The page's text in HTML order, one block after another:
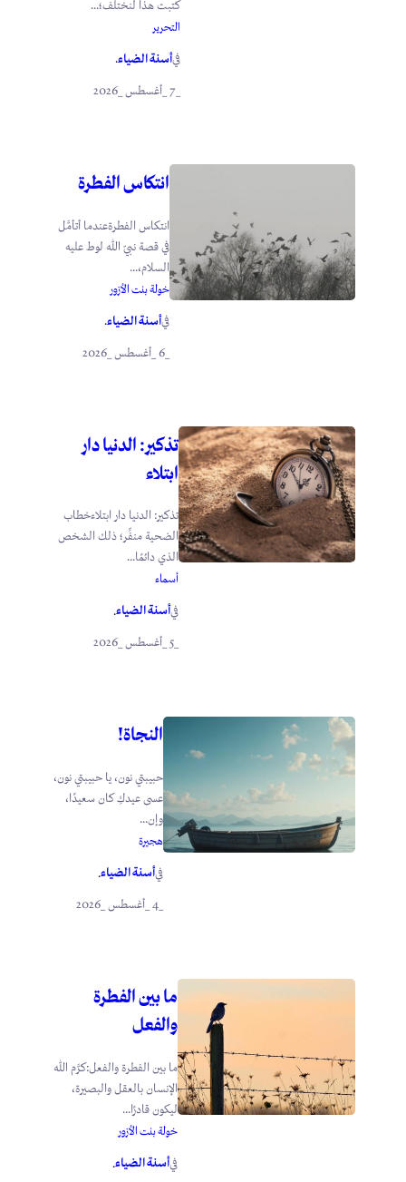
كتبت هذا لنختلف؛...
التحرير
فيأسنة الضياء.
انتكاس الفطرة
انتكاس الفطرةعندما أتأمَّل
في قصة نبيّ الله لوط عليه
السلام،...
خولة بنت الأزور
فيأسنة الضياء.
تذكير: الدنيا دار
ابتلاء
تذكير: الدنيا دار ابتلاءخطاب
الضحية منفِّر؛ ذلك الشخص
الذي دائمًا...
أسماء
فيأسنة الضياء.
_5 _أغسطس _2026
النجاة!
حبيبتي نون، يا حبيبتي نون،
عسى عيدكِ كان سعيدًا،
وإن...
هجيرة
فيأسنة الضياء.
_4 _أغسطس _2026
ما بين الفطرة
والفعل
ما بين الفطرة والفعل:كرَّم الله
الإنسان بالعقل والبصيرة،
ليكون قادرًا...
خولة بنت الأزور
فيأسنة الضياء.